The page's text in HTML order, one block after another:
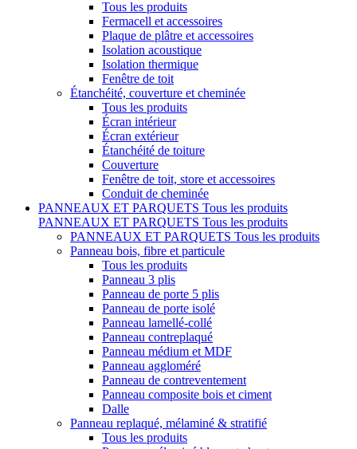
Tous les produits
Fermacell et accessoires
Plaque de plâtre et accessoires
Isolation acoustique
Isolation thermique
Fenêtre de toit
Étanchéité, couverture et cheminée
Tous les produits
Écran intérieur
Écran extérieur
Étanchéité de toiture
Couverture
Fenêtre de toit, store et accessoires
Conduit de cheminée
PANNEAUX ET PARQUETS Tous les produits
PANNEAUX ET PARQUETS Tous les produits
PANNEAUX ET PARQUETS Tous les produits
Panneau bois, fibre et particule
Tous les produits
Panneau 3 plis
Panneau de porte 5 plis
Panneau de porte isolé
Panneau lamellé-collé
Panneau contreplaqué
Panneau médium et MDF
Panneau aggloméré
Panneau de contreventement
Panneau composite bois et ciment
Dalle
Panneau replaqué, mélaminé & stratifié
Tous les produits